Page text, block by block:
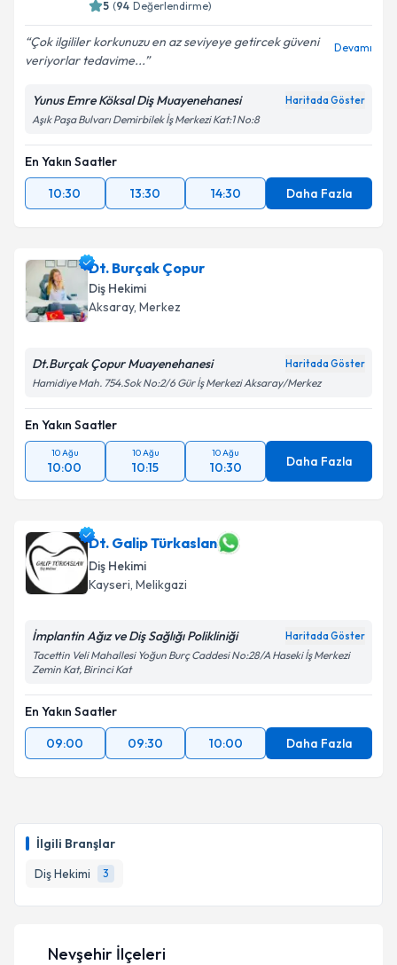
İlgili Branşlar
Diş Hekimi
3
5 (94 Değerlendirme)
Çok ilgililer korkunuzu en az seviyeye getircek güveni
veriyorlar tedavime...
Devamı
Yunus Emre Köksal Diş Muayenehanesi Haritada Göster
Aşık Paşa Bulvarı Demirbilek İş Merkezi Kat:1 No:8
En Yakın Saatler
10:30
13:30 14:30 Daha Fazla
Dt. Burçak Çopur
Diş Hekimi
Aksaray, Merkez
Dt.Burçak Çopur Muayenehanesi Haritada Göster
Hamidiye Mah. 754.Sok No:2/6 Gür İş Merkezi Aksaray/Merkez
En Yakın Saatler
10 Ağu
10:00
10 Ağu
10:15
10 Ağu
10:30 Daha Fazla
Dt. Galip Türkaslan
Diş Hekimi
Kayseri, Melikgazi
İmplantin Ağız ve Diş Sağlığı Polikliniği Haritada Göster
Tacettin Veli Mahallesi Yoğun Burç Caddesi No:28/A Haseki İş Merkezi
Zemin Kat, Birinci Kat
En Yakın Saatler
09:00
09:30 10:00 Daha Fazla
Nevşehir İlçeleri